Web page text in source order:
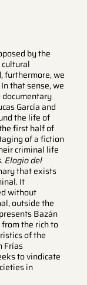
by the
furthermore, we
that sense, we
García and
the life of
first half of
of a fiction
criminal life
Elogio del
that exists
It
without
outside the
Bazán
the rich to
of the
Frías
to vindicate
in